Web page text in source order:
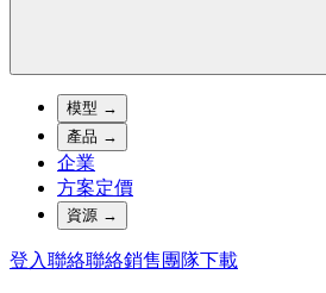
模型 →
產品 →
企業
方案定價
資源 →
登入聯絡聯絡銷售團隊下載